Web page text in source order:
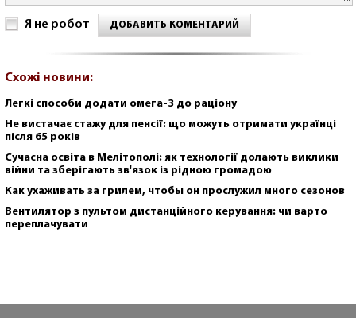
Я не робот ДОБАВИТЬ КОМЕНТАРИЙ
Схожі новини:
Легкі способи додати омега-3 до раціону
Не вистачає стажу для пенсії: що можуть отримати українці
після 65 років
Сучасна освіта в Мелітополі: як технології долають виклики
війни та зберігають зв'язок із рідною громадою
Как ухаживать за грилем, чтобы он прослужил много сезонов
Вентилятор з пультом дистанційного керування: чи варто
переплачувати